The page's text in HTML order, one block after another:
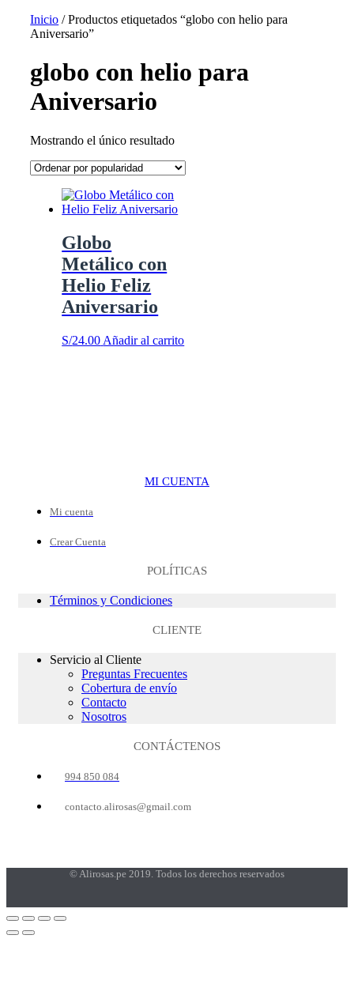
Inicio / Productos etiquetados “globo con helio para
Aniversario”
globo con helio para
Aniversario
Mostrando el único resultado
Globo
Metálico con
Helio Feliz
Aniversario
S/24.00 Añadir al carrito
MI CUENTA
Mi cuenta
Crear Cuenta
POLÍTICAS
Términos y Condiciones
CLIENTE
Servicio al Cliente
Preguntas Frecuentes
Cobertura de envío
Contacto
Nosotros
CONTÁCTENOS
994 850 084
contacto.alirosas@gmail.com
© Alirosas.pe 2019. Todos los derechos reservados